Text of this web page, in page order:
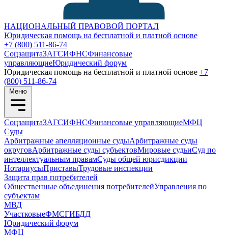
НАЦИОНАЛЬНЫЙ ПРАВОВОЙ ПОРТАЛ
Юридическая помощь на бесплатной и платной основе
+7 (800) 511-86-74
СоцзащитаЗАГСИФНСФинансовые
управляющиеЮридический форум
Юридическая помощь на бесплатной и платной основе +7
(800) 511-86-74
Меню
СоцзащитаЗАГСИФНСФинансовые управляющиеМФЦ
Суды
Арбитражные апелляционные судыАрбитражные суды
округовАрбитражные суды субъектовМировые судьиСуд по
интеллектуальным правамСуды общей юрисдикции
НотариусыПриставыТрудовые инспекции
Защита прав потребителей
Общественные объединения потребителейУправления по
субъектам
МВД
УчастковыеФМСГИБДД
Юридический форум
МФЦ